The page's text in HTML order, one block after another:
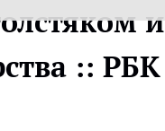
и
:: РБК